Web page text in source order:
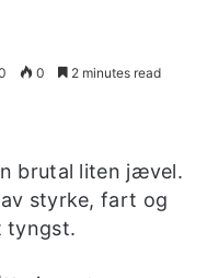
0 2 minutes read
brutal liten jævel.
styrke, fart og
tyngst.